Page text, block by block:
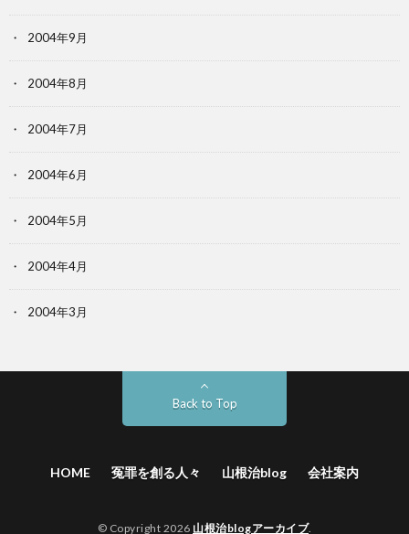
2004年9月
2004年8月
2004年7月
2004年6月
2004年5月
2004年4月
2004年3月
Back to Top
HOME 冤罪を創る人々 山根治blog 会社案内
© Copyright 2026 山根治blogアーカイブ.